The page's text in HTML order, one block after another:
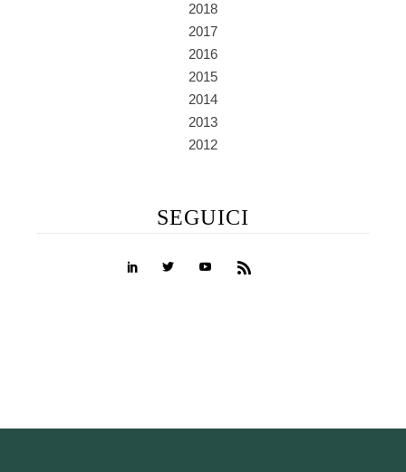
2018
2017
2016
2015
2014
2013
2012
SEGUICI